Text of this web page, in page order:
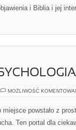
i Biblia i jej
MOŻLIWOŚĆ
miejsce powstało z
Ten portal dla